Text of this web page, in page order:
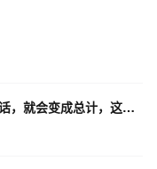
云数据仓库ADB这个地方如果是mysql的话，就会变成总计，这有什么办法处理吗？